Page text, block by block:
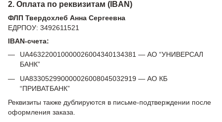
2. Оплата по реквизитам (IBAN)
ФЛП Твердохлеб Анна Сергеевна
ЕДРПОУ: 3492611521
IBAN-счета:
UA463220010000026004340134381 — АО “УНИВЕРСАЛ
БАНК”
UA833052990000026008045032919 — АО КБ
“ПРИВАТБАНК”
Реквизиты также дублируются в письме-подтверждении после
оформления заказа.